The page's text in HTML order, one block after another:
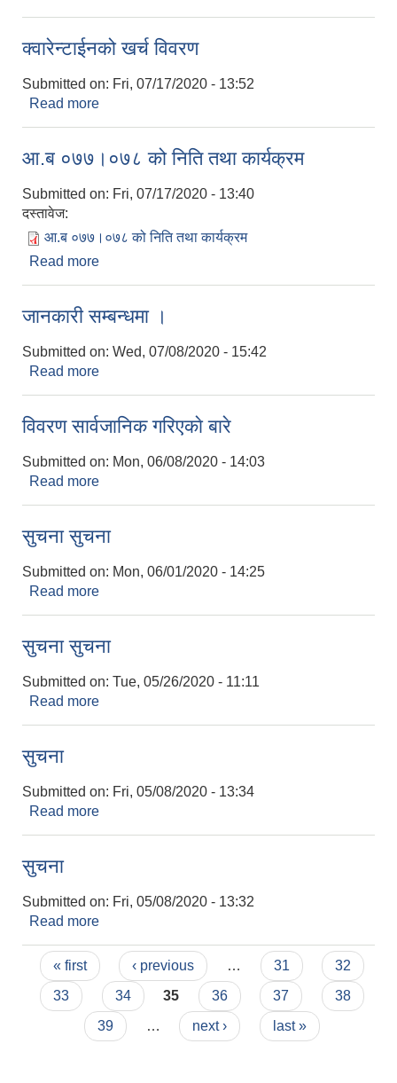
क्वारेन्टाईनको खर्च विवरण
Submitted on: Fri, 07/17/2020 - 13:52
Read more
आ.ब ०७७।०७८ को निति तथा कार्यक्रम
Submitted on: Fri, 07/17/2020 - 13:40
दस्तावेज:
आ.ब ०७७।०७८ को निति तथा कार्यक्रम
Read more
जानकारी सम्बन्धमा ।
Submitted on: Wed, 07/08/2020 - 15:42
Read more
विवरण सार्वजानिक गरिएकाे बारे
Submitted on: Mon, 06/08/2020 - 14:03
Read more
सुचना सुचना
Submitted on: Mon, 06/01/2020 - 14:25
Read more
सुचना सुचना
Submitted on: Tue, 05/26/2020 - 11:11
Read more
सुचना
Submitted on: Fri, 05/08/2020 - 13:34
Read more
सुचना
Submitted on: Fri, 05/08/2020 - 13:32
Read more
Pages
« first ‹ previous … 31
32
33
34 35 36 37
38
39
… next › last »